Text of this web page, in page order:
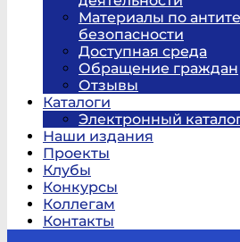
Материалы по
безопасности
Доступная среда
Обращение граждан
Отзывы
Каталоги
Электронный
Наши издания
Проекты
Клубы
Конкурсы
Коллегам
Контакты